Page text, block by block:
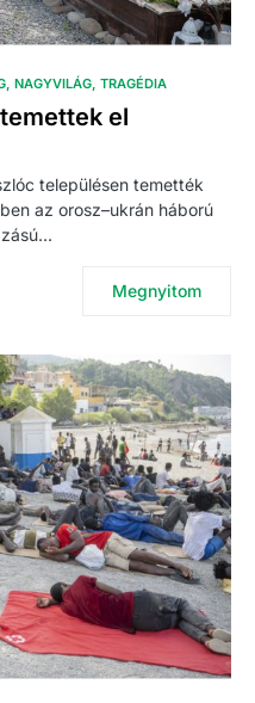
NAGYVILÁG TRAGÉDIA
el
településen temették
az orosz–ukrán háború
Megnyitom